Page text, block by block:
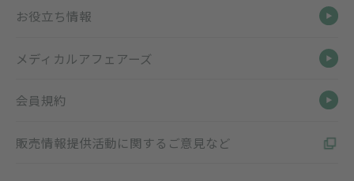
お役立ち情報
メディカルアフェアーズ
会員規約
販売情報提供活動に関するご意見など